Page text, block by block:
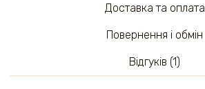
Доставка та оплата
Повернення і обмін
Відгуків (1)